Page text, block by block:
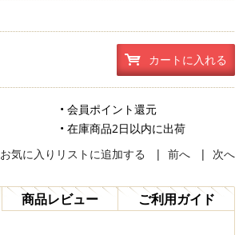
カートに入れる
• 会員ポイント還元
• 在庫商品2日以内に出荷
お気に入りリストに追加する
| 前へ | 次へ
商品レビュー ご利用ガイド